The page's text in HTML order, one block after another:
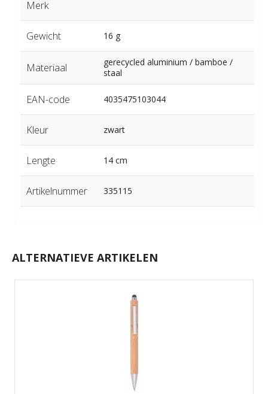
Merk
Gewicht 16 g
Materiaal
gerecycled aluminium / bamboe /
staal
EAN-code 4035475103044
Kleur zwart
Lengte 14 cm
Artikelnummer 335115
ALTERNATIEVE ARTIKELEN